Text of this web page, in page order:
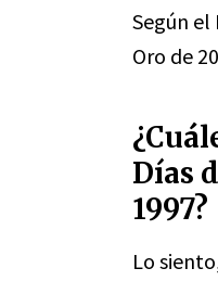
Según el
Oro de
Días
1997?
Lo